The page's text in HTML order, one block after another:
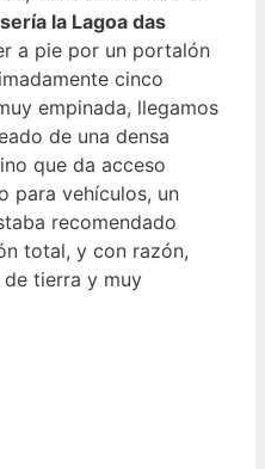
la Lagoa das
a pie por un portalón
cinco
empinada, llegamos
de una densa
que da acceso
para vehículos, un
recomendado
total, y con razón,
tierra y muy